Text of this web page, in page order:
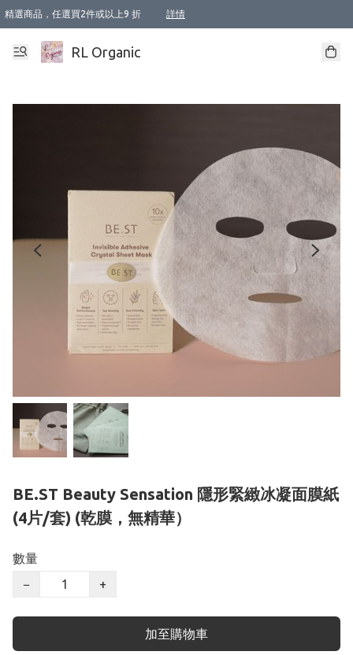
精選商品，任選買2件或以上9 折 詳情
XI周年優惠【新品自由選2件88折/3件85折】
XI周年優惠【Chakra 脈輪平衡自由選2件9折/3件85折/5件8折】
Florame 肌底自由選 2支9折 3支85折
XI周年優惠【蟲蟲退散 · 防衛結界﹞系列2件9折】
Sunki 任選2件95折
BIOFFICINA TOSCANA 任選2支9折 3支85折
Lamav 任選1件9折 2件85折
Mukti Organics 指定產品任選1件9折, 2件88折 3件85折
Intelligent Nutrients Skincare 任選2件9折
deodorant 任選2件88折
化妝品 任選2件95折
XI周年優惠【身心靈單品 任選2件9折/3件85折/5件8折】
XI周年優惠 【精油/香水 任選2件9折/3件85折/5件8折】
XI周年優惠【「關節到肌膚」全效養護 BODY OIL 組2件88折/3件85折】
XI周年優惠【夏日有機物理防曬套裝2件88折】
XI周年優惠【夏日潔面隨意選2件88折/3件85折】
XI周年優惠【逆齡奇蹟抗氧 11 自由選2件88折/3件85折/4件或以上8折】
新會員首次購物即享全單 95 折優惠！
成為VIP / VVIP 可享有生日月現金扣減獎賞優惠 !! 記得去賬户資料填上生日日期啦 !
選用順豐速運，滿$500 免運費
本地速遞 京東 送住宅/ 工商地址 $400 免運費
澳門訂單選用順豐速運，滿$800 免運費
RL Organic
BE.ST Beauty Sensation 隱形緊緻冰凝面膜紙
(4片/套) (乾膜，無精華）
數量
−
+
加至購物車